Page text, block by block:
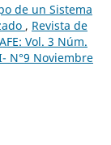
de un Sistema
, Revista de
Vol. 3 Núm.
N°9 Noviembre